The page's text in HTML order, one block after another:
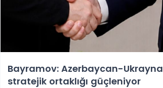
Bayramov: Azerbaycan-Ukrayna
stratejik ortaklığı güçleniyor